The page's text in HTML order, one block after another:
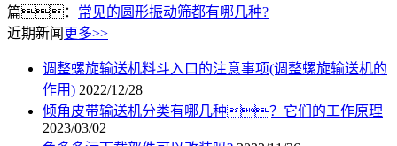
篇： 常见的圆形振动筛都有哪几种?
近期新闻 更多>>
调整螺旋输送机料斗入口的注意事项(调整螺旋输送机的
作用) 2022/12/28
倾角皮带输送机分类有哪几种？它们的工作原理
2023/03/02